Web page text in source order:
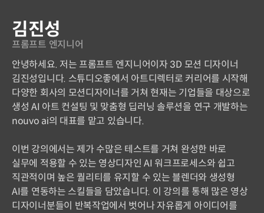
김진성
프롬프트 엔지니어
안녕하세요. 저는 프롬프트 엔지니어이자 3D 모션 디자이너
김진성입니다. 스튜디오좋에서 아트디렉터로 커리어를 시작해
다양한 회사의 모션디자이너를 거쳐 현재는 기업들을 대상으로
생성 AI 아트 컨설팅 및 맞춤형 딥러닝 솔루션을 연구 개발하는
nouvo ai의 대표를 맡고 있습니다.
이번 강의에서는 제가 수많은 테스트를 거쳐 완성한 바로
실무에 적용할 수 있는 영상디자인 AI 워크프로세스와 쉽고
직관적이며 높은 퀄리티를 유지할 수 있는 블렌더와 생성형
AI를 연동하는 스킬들을 담았습니다. 이 강의를 통해 많은 영상
디자이너분들이 반복작업에서 벗어나 자유롭게 아이디어를